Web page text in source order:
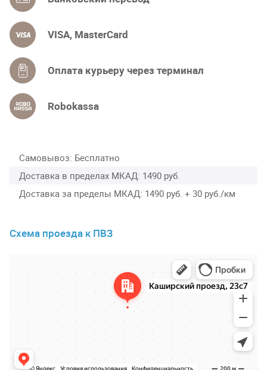
VISA, MasterCard
Оплата курьеру через терминал
Robokassa
Самовывоз Бесплатно
Доставка в пределах МКАД 1490 руб.
Доставка за пределы МКАД 1490 руб. + 30 руб./км
Схема проезда к ПВЗ